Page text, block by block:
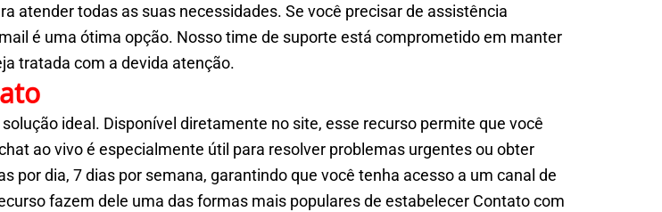
atender todas as suas necessidades. Se você precisar de assistência
é uma ótima opção. Nosso time de suporte está comprometido em manter
tratada com a devida atenção.
ideal. Disponível diretamente no site, esse recurso permite que você
ao vivo é especialmente útil para resolver problemas urgentes ou obter
por dia, 7 dias por semana, garantindo que você tenha acesso a um canal de
fazem dele uma das formas mais populares de estabelecer Contato com